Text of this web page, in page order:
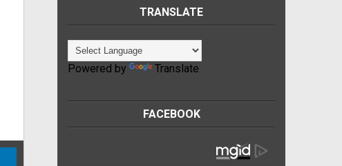
TRANSLATE
Powered by Translate
FACEBOOK